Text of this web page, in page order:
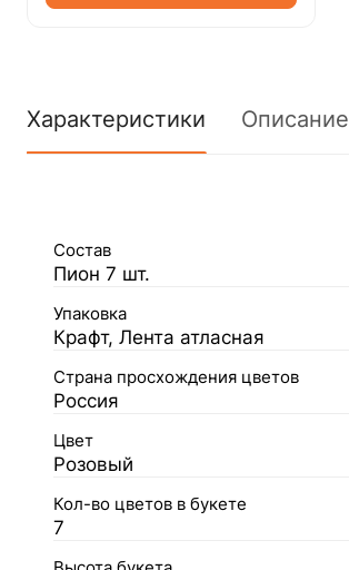
Характеристики Описание
Состав
Пион 7 шт.
Упаковка
Крафт, Лента атласная
Страна просхождения цветов
Россия
Цвет
Розовый
Кол-во цветов в букете
7